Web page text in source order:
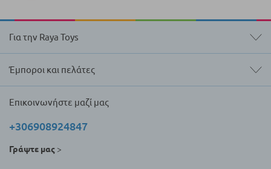
Για την Raya Toys
Έμποροι και πελάτες
Επικοινωνήστε μαζί μας
+306908924847
Γράψτε μας >